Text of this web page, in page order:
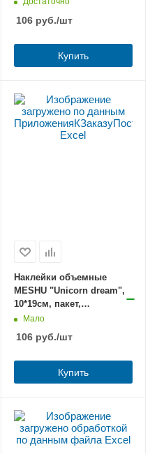
106руб./шт
Купить
Наклейки объемные
MESHU "Unicorn dream",
10*19см, пакет,
европодвес
Мало
106руб./шт
Купить